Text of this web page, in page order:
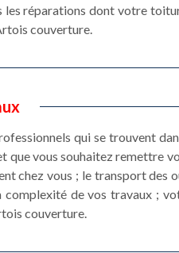
les réparations dont votre
couverture.
qui se trouvent
que vous souhaitez remettre
chez vous ; le transport des
de vos travaux ;
couverture.